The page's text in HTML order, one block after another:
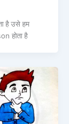
है उसे हम
होता है